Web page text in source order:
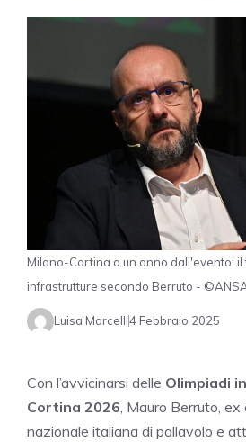
Milano-Cortina a un anno dall'evento: il
infrastrutture secondo Berruto -
Luisa Marcelli4 Febbraio 2025
Con l’avvicinarsi delle Olimpiadi
Cortina 2026 , Mauro Berruto,
nazionale italiana di pallavolo e